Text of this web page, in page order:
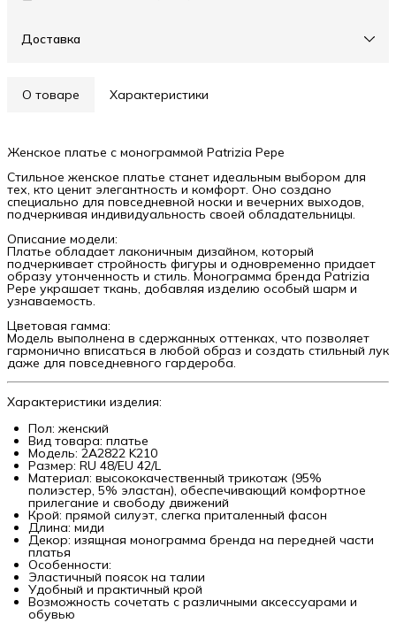
Доставка
О товаре Характеристики
Женское платье с монограммой Patrizia Pepe
Стильное женское платье станет идеальным выбором для
тех, кто ценит элегантность и комфорт. Оно создано
специально для повседневной носки и вечерних выходов,
подчеркивая индивидуальность своей обладательницы.
Описание модели:
Платье обладает лаконичным дизайном, который
подчеркивает стройность фигуры и одновременно придает
образу утонченность и стиль. Монограмма бренда Patrizia
Pepe украшает ткань, добавляя изделию особый шарм и
узнаваемость.
Цветовая гамма:
Модель выполнена в сдержанных оттенках, что позволяет
гармонично вписаться в любой образ и создать стильный лук
даже для повседневного гардероба.
Характеристики изделия:
Пол: женский
Вид товара: платье
Модель: 2A2822 K210
Размер: RU 48/EU 42/L
Материал: высококачественный трикотаж (95%
полиэстер, 5% эластан), обеспечивающий комфортное
прилегание и свободу движений
Крой: прямой силуэт, слегка приталенный фасон
Длина: миди
Декор: изящная монограмма бренда на передней части
платья
Особенности:
Эластичный поясок на талии
Удобный и практичный крой
Возможность сочетать с различными аксессуарами и
обувью